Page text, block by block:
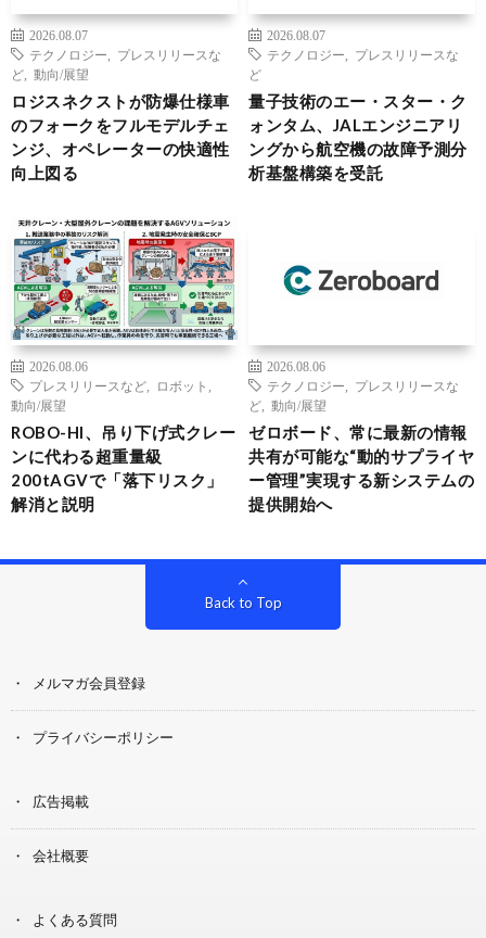
2026.08.07
テクノロジー
プレスリリースな
ど
動向/展望
ロジスネクストが防爆仕様車
のフォークをフルモデルチェ
ンジ、オペレーターの快適性
向上図る
2026.08.07
テクノロジー
プレスリリースな
ど
量子技術のエー・スター・ク
ォンタム、JALエンジニアリ
ングから航空機の故障予測分
析基盤構築を受託
2026.08.06
プレスリリースなど
ロボット
動向/展望
ROBO-HI、吊り下げ式クレー
ンに代わる超重量級
200tAGVで「落下リスク」
解消と説明
2026.08.06
テクノロジー
プレスリリースな
ど
動向/展望
ゼロボード、常に最新の情報
共有が可能な“動的サプライヤ
ー管理”実現する新システムの
提供開始へ
Back to Top
メルマガ会員登録
プライバシーポリシー
広告掲載
会社概要
よくある質問